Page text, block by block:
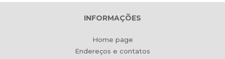
INFORMAÇÕES
Home page
Endereços e contatos